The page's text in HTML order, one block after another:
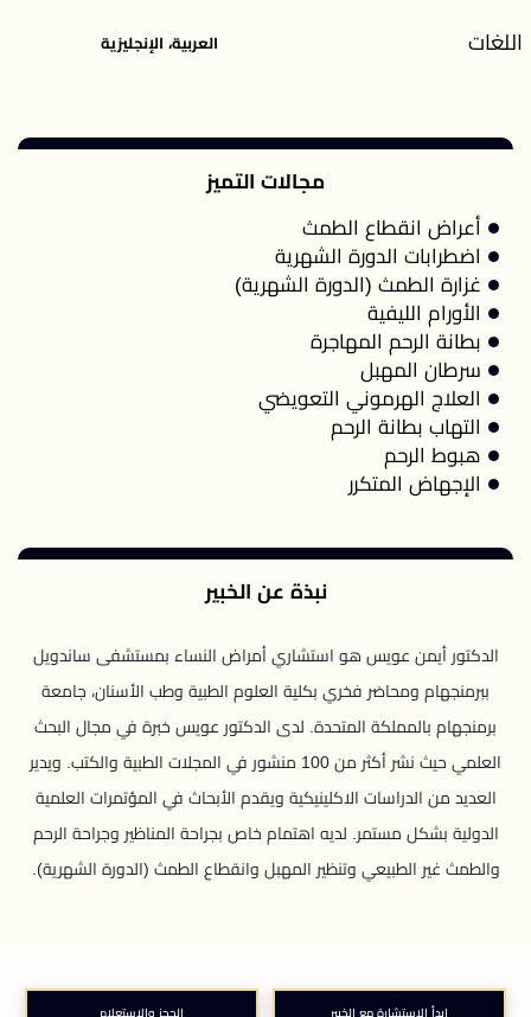
اللغات العربية، الإنجليزية
مجالات التميز
أعراض انقطاع الطمث
اضطرابات الدورة الشهرية
غزارة الطمث (الدورة الشهرية)
الأورام الليفية
بطانة الرحم المهاجرة
سرطان المهبل
العلاج الهرموني التعويضي
التهاب بطانة الرحم
هبوط الرحم
الإجهاض المتكرر
نبذة عن الخبير
الدكتور أيمن عويس هو استشاري أمراض النساء بمستشفى ساندويل
ببرمنجهام ومحاضر فخري بكلية العلوم الطبية وطب الأسنان، جامعة
برمنجهام بالمملكة المتحدة. لدى الدكتور عويس خبرة في مجال البحث
العلمي حيث نشر أكثر من 100 منشور في المجلات الطبية والكتب. ويدير
العديد من الدراسات الاكلينيكية ويقدم الأبحاث في المؤتمرات العلمية
الدولية بشكل مستمر. لديه اهتمام خاص بجراحة المناظير وجراحة الرحم
والطمث غير الطبيعي وتنظير المهبل وانقطاع الطمث (الدورة الشهرية).
ابدأ الاستشارة مع الخبير الحجز والاستعلام